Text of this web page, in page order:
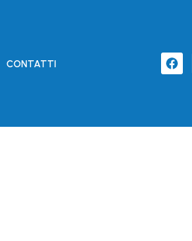
CONTATTI